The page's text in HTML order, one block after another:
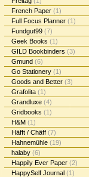
French Paper (1)
Full Focus Planner (1)
Fundgut99 (7)
Geek Books (1)
GILD Bookbinders (3)
Gmund (6)
Go Stationery (1)
Goods and Better (3)
Grafolita (1)
Grandluxe (4)
Gridbooks (1)
H&M (1)
Häfft / Chäff (7)
Hahnemühle (19)
halaby (6)
Happily Ever Paper (2)
HappySelf Journal (1)